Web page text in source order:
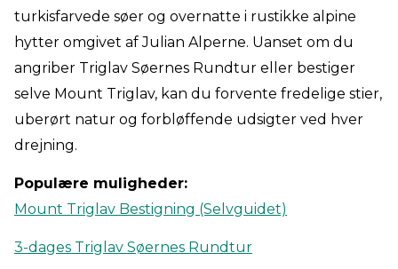
turkisfarvede søer og overnatte i rustikke alpine
hytter omgivet af Julian Alperne. Uanset om du
angriber Triglav Søernes Rundtur eller bestiger
selve Mount Triglav, kan du forvente fredelige stier,
uberørt natur og forbløffende udsigter ved hver
drejning.
Populære muligheder:
Mount Triglav Bestigning (Selvguidet)
3-dages Triglav Søernes Rundtur